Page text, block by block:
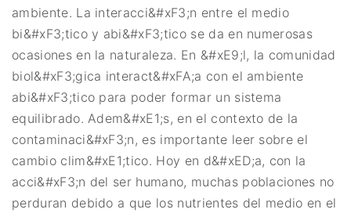
ambiente. La interacci&#xF3;n entre el medio
bi&#xF3;tico y abi&#xF3;tico se da en numerosas
ocasiones en la naturaleza. En &#xE9;l, la comunidad
biol&#xF3;gica interact&#xFA;a con el ambiente
abi&#xF3;tico para poder formar un sistema
equilibrado. Adem&#xE1;s, en el contexto de la
contaminaci&#xF3;n, es importante leer sobre el
cambio clim&#xE1;tico. Hoy en d&#xED;a, con la
acci&#xF3;n del ser humano, muchas poblaciones no
perduran debido a que los nutrientes del medio en el